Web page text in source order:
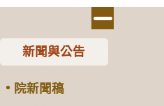
新聞與公告
院新聞稿